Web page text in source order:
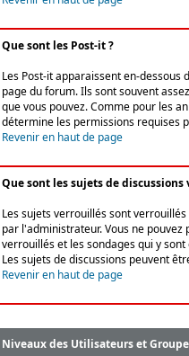
Que sont les Post-it ?
Les Post-it apparaissent en-
page du forum. Ils sont souvent
que vous pouvez. Comme pour les
détermine les permissions requises
Revenir en haut de page
Que sont les sujets de discussions
Les sujets verrouillés sont
par l'administrateur. Vous ne
verrouillés et les sondages qui y
Les sujets de discussions peuvent
Revenir en haut de page
Niveaux des Utilisateurs et